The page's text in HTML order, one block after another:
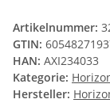
Artikelnummer:
GTIN:
HAN: AXI234033
Kategorie:
Hersteller: